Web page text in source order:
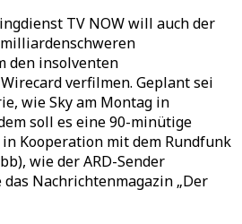
TV NOW will auch der
den insolventen
verfilmen. Geplant sei
wie Sky am Montag in
soll es eine 90-minütige
Kooperation mit dem Rundfunk
wie der ARD-Sender
Nachrichtenmagazin „Der